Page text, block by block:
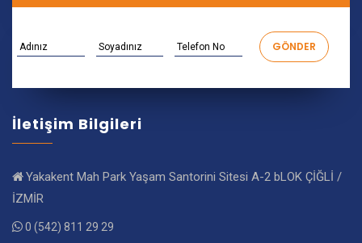
İletişim Bilgileri
Yakakent Mah Park Yaşam Santorini Sitesi A-2 bLOK ÇİĞLİ /
İZMİR
0 (542) 811 29 29